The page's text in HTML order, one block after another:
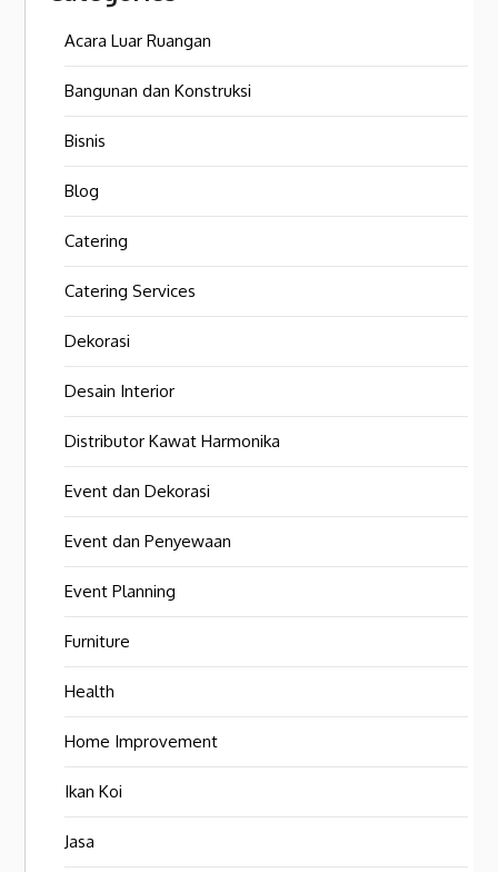
Acara Luar Ruangan
Bangunan dan Konstruksi
Bisnis
Blog
Catering
Catering Services
Dekorasi
Desain Interior
Distributor Kawat Harmonika
Event dan Dekorasi
Event dan Penyewaan
Event Planning
Furniture
Health
Home Improvement
Ikan Koi
Jasa